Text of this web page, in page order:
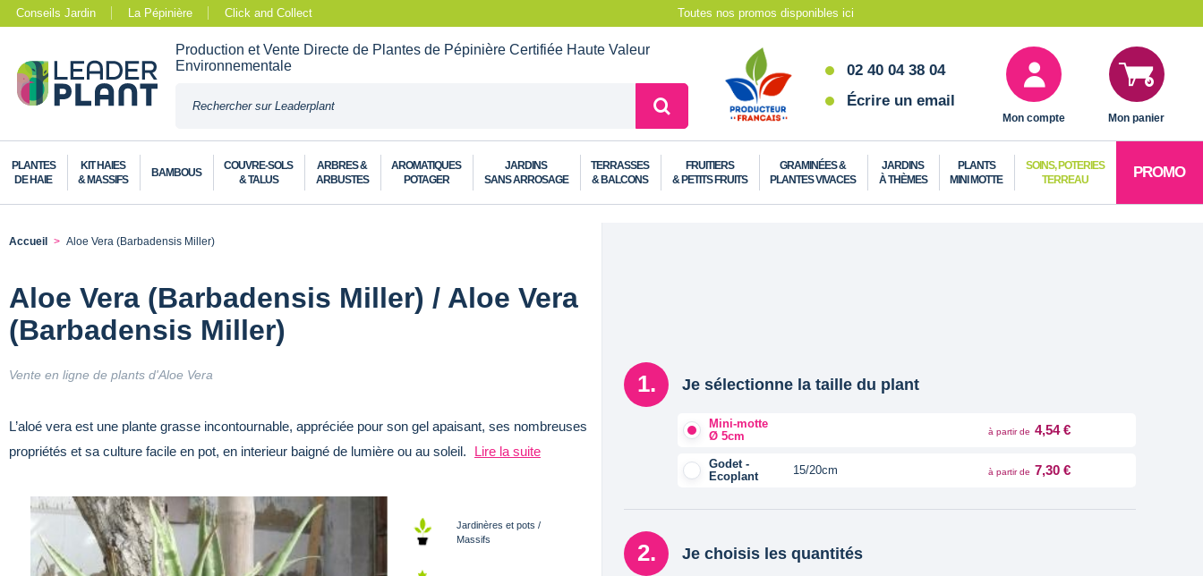
Conseils Jardin La Pépinière Click and Collect Toutes nos promos disponibles ici
Production et Vente Directe de Plantes de Pépinière Certifiée Haute Valeur
Environnementale
02 40 04 38 04
Écrire un email
Mon compte Mon panier
PLANTES
DE HAIE
KIT HAIES
& MASSIFS
BAMBOUS
COUVRE-SOLS
& TALUS
ARBRES &
ARBUSTES
AROMATIQUES
POTAGER
JARDINS
SANS ARROSAGE
TERRASSES
& BALCONS
FRUITIERS
& PETITS FRUITS
GRAMINÉES &
PLANTES VIVACES
JARDINS
À THÈMES
PLANTS
MINI MOTTE
SOINS, POTERIES
TERREAU
PROMO
Accueil Aloe Vera (Barbadensis Miller)
Aloe Vera (Barbadensis Miller) / Aloe Vera
(Barbadensis Miller)
Vente en ligne de plants d'Aloe Vera
L’aloé vera est une plante grasse incontournable, appréciée pour son gel apaisant, ses nombreuses
propriétés et sa culture facile en pot, en interieur baigné de lumière ou au soleil.
Lire la suite
Jardinères et pots /
Massifs
Je sélectionne la taille du plant
Mini-motte
Ø 5cm
à partir de 4,54 €
Godet -
Ecoplant
15/20cm à partir de 7,30 €
Je choisis les quantités